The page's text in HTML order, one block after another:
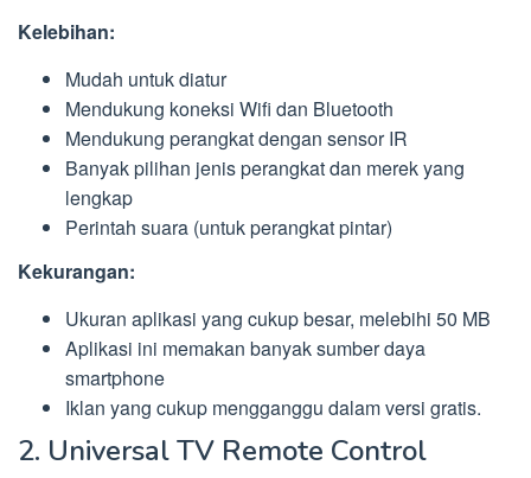
Kelebihan:
Mudah untuk diatur
Mendukung koneksi Wifi dan Bluetooth
Mendukung perangkat dengan sensor IR
Banyak pilihan jenis perangkat dan merek yang
lengkap
Perintah suara (untuk perangkat pintar)
Kekurangan:
Ukuran aplikasi yang cukup besar, melebihi 50 MB
Aplikasi ini memakan banyak sumber daya
smartphone
Iklan yang cukup mengganggu dalam versi gratis.
2. Universal TV Remote Control